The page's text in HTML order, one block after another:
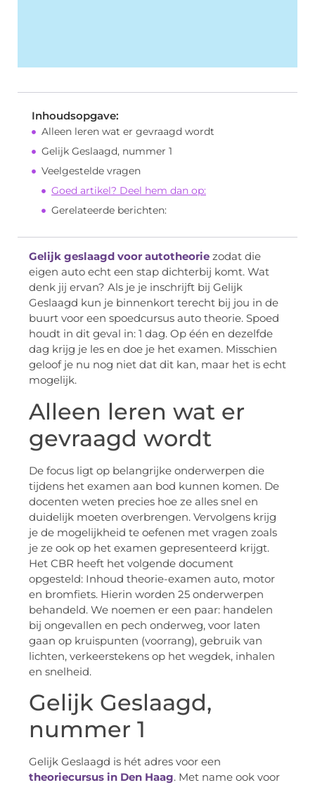
Inhoudsopgave:
Alleen leren wat er gevraagd wordt
Gelijk Geslaagd, nummer 1
Veelgestelde vragen
Goed artikel? Deel hem dan op:
Gerelateerde berichten:
Gelijk geslaagd voor autotheorie zodat die
eigen auto echt een stap dichterbij komt. Wat
denk jij ervan? Als je je inschrijft bij Gelijk
Geslaagd kun je binnenkort terecht bij jou in de
buurt voor een spoedcursus auto theorie. Spoed
houdt in dit geval in: 1 dag. Op één en dezelfde
dag krijg je les en doe je het examen. Misschien
geloof je nu nog niet dat dit kan, maar het is echt
mogelijk.
Alleen leren wat er
gevraagd wordt
De focus ligt op belangrijke onderwerpen die
tijdens het examen aan bod kunnen komen. De
docenten weten precies hoe ze alles snel en
duidelijk moeten overbrengen. Vervolgens krijg
je de mogelijkheid te oefenen met vragen zoals
je ze ook op het examen gepresenteerd krijgt.
Het CBR heeft het volgende document
opgesteld: Inhoud theorie-examen auto, motor
en bromfiets. Hierin worden 25 onderwerpen
behandeld. We noemen er een paar: handelen
bij ongevallen en pech onderweg, voor laten
gaan op kruispunten (voorrang), gebruik van
lichten, verkeerstekens op het wegdek, inhalen
en snelheid.
Gelijk Geslaagd,
nummer 1
Gelijk Geslaagd is hét adres voor een
theoriecursus in Den Haag. Met name ook voor